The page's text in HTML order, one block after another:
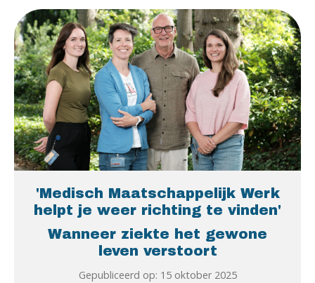
'Medisch Maatschappelijk Werk
helpt je weer richting te vinden'
Wanneer ziekte het gewone
leven verstoort
Gepubliceerd op: 15 oktober 2025